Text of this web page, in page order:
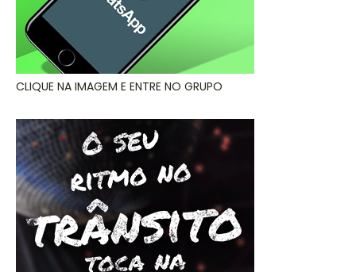
CLIQUE NA IMAGEM E ENTRE NO GRUPO